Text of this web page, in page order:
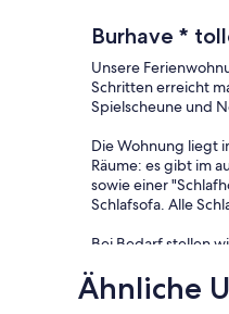
Burhave *
Unsere
Schritten erreicht
Spielscheune und
Die Wohnung liegt
Räume: es gibt im
sowie einer
Schlafsofa. Alle
Bei Bedarf stellen
Liebe Vierbeiner
Ähnliche